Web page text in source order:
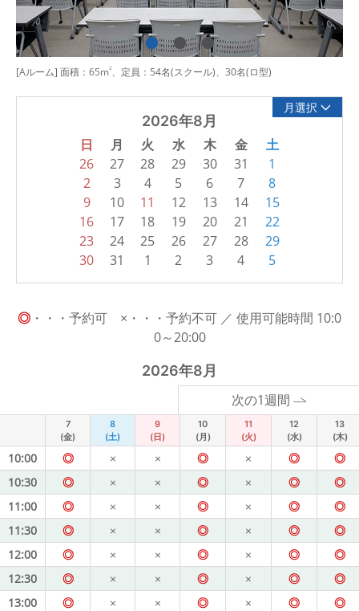
[Aルーム] 面積：65m2、定員：54名(スクール)、30名(ロ型)
月選択
2026年8月
日 月 火 水 木 金 土
26 27 28 29 30 31
1
2
3 4 5 6 7
8
9
10 11 12 13 14
15
16
17 18 19 20 21
22
23
24 25 26 27 28
29
30
31 1 2 3 4 5
◎ ・・・予約可 ×・・・予約不可 ／ 使用可能時間 10:0
0～20:00
2026年8月
次の1週間
7
(金)
8
(土)
9
(日)
10
(月)
11
(火)
12
(水)
13
(木)
10:00 ◎ × × ◎ × ◎
◎
10:30
◎ × × ◎ × ◎
◎
11:00
◎ × × ◎ × ◎
◎
11:30
◎ × × ◎ × ◎
◎
12:00
◎ × × ◎ × ◎
◎
12:30
◎ × × ◎ × ◎
◎
13:00
◎ × × ◎ × ◎
◎